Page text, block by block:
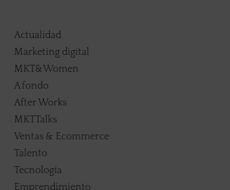
Actualidad
Marketing digital
MKT&Women
A fondo
After Works
MKTTalks
Ventas & Ecommerce
Talento
Tecnología
Emprendimiento